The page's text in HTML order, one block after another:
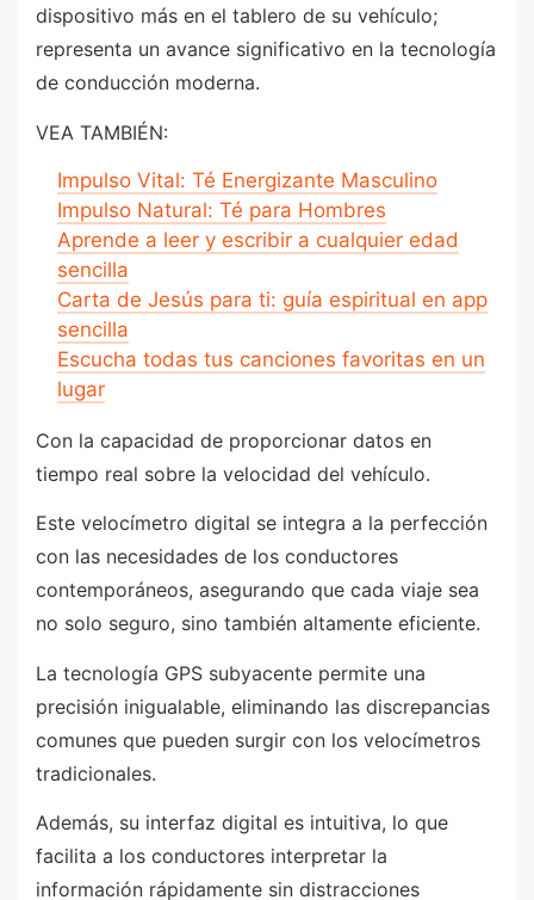
dispositivo más en el tablero de su vehículo;
representa un avance significativo en la tecnología
de conducción moderna.
VEA TAMBIÉN:
Impulso Vital: Té Energizante Masculino
Impulso Natural: Té para Hombres
Aprende a leer y escribir a cualquier edad
sencilla
Carta de Jesús para ti: guía espiritual en app
sencilla
Escucha todas tus canciones favoritas en un
lugar
Con la capacidad de proporcionar datos en
tiempo real sobre la velocidad del vehículo.
Este velocímetro digital se integra a la perfección
con las necesidades de los conductores
contemporáneos, asegurando que cada viaje sea
no solo seguro, sino también altamente eficiente.
La tecnología GPS subyacente permite una
precisión inigualable, eliminando las discrepancias
comunes que pueden surgir con los velocímetros
tradicionales.
Además, su interfaz digital es intuitiva, lo que
facilita a los conductores interpretar la
información rápidamente sin distracciones